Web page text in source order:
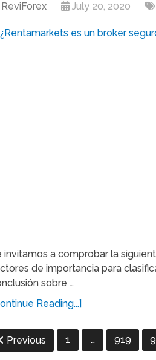
ReviForex July 20, 2020
invitamos a comprobar la
de importancia para
sobre …
Reading...]
Previous 1 … 919